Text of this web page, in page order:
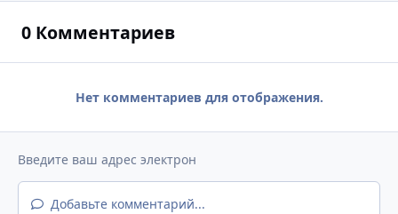
0 Комментариев
Нет комментариев для отображения.
Добавьте комментарий...